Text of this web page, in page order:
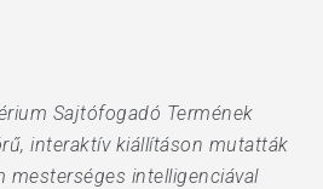
Sajtófogadó Termének
interaktív kiállításon mutatták
mesterséges intelligenciával